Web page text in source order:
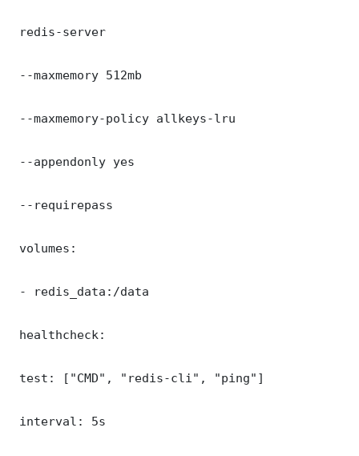
redis-server
--maxmemory 512mb
--maxmemory-policy allkeys-lru
--appendonly yes
--requirepass
volumes:
- redis_data:/data
healthcheck:
test: ["CMD", "redis-cli", "ping"]
interval: 5s